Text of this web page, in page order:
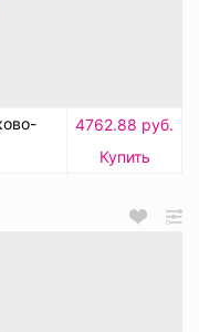
4762.88 руб.
Купить